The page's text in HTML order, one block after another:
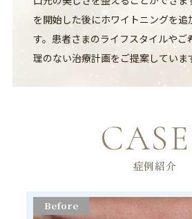
を開始した後にホワイトニングを追
す。患者さまのライフスタイルやご
理のない治療計画をご提案していま
症例紹介